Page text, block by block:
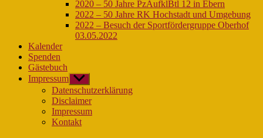
2020 – 50 Jahre PzAufklBtl 12 in Ebern
2022 – 50 Jahre RK Hochstadt und Umgebung
2022 – Besuch der Sportfördergruppe Oberhof
03.05.2022
Kalender
Spenden
Gästebuch
Impressum Untermenü
anzeigen
Datenschutzerklärung
Disclaimer
Impressum
Kontakt